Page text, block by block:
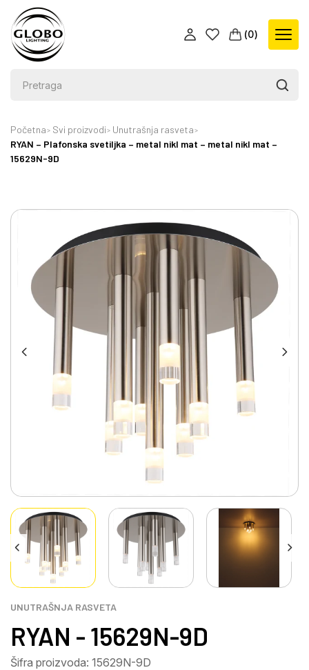
(0)
Početna Svi proizvodi
Unutrašnja rasveta
RYAN – Plafonska svetiljka – metal nikl mat – metal nikl mat –
15629N-9D
UNUTRAŠNJA RASVETA
RYAN - 15629N-9D
Šifra proizvoda: 15629N-9D